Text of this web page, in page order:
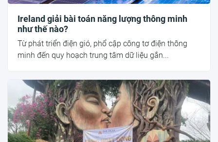
Ireland giải bài toán năng lượng thông minh
như thế nào?
Từ phát triển điện gió, phổ cập công tơ điện thông
minh đến quy hoạch trung tâm dữ liệu gắn...